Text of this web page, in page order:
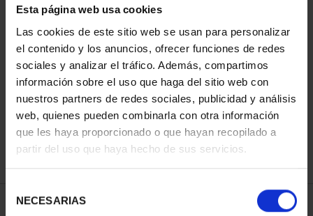
Esta página web usa cookies
Las cookies de este sitio web se usan para personalizar
el contenido y los anuncios, ofrecer funciones de redes
sociales y analizar el tráfico. Además, compartimos
información sobre el uso que haga del sitio web con
nuestros partners de redes sociales, publicidad y análisis
web, quienes pueden combinarla con otra información
que les haya proporcionado o que hayan recopilado a
partir del uso que haya hecho de sus servicios.
NECESARIAS
ORDENAR POR:
REFINAR
1 Productos encontrados